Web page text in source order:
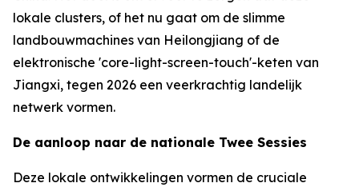
lokale clusters, of het nu gaat om de slimme
landbouwmachines van Heilongjiang of de
elektronische 'core-light-screen-touch'-keten van
Jiangxi, tegen 2026 een veerkrachtig landelijk
netwerk vormen.
De aanloop naar de nationale Twee Sessies
Deze lokale ontwikkelingen vormen de cruciale